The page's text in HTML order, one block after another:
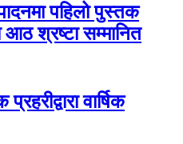
पहिलो पुस्तक
आठ श्रष्टा सम्मानित
वार्षिक